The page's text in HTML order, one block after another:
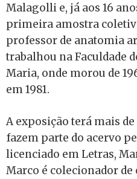
Malagolli e, já aos 16
primeira amostra
professor de anatomia
trabalhou na Faculdade
Maria, onde morou de
em 1981.
A exposição terá mais de
fazem parte do acervo
licenciado em Letras,
Marco é colecionador de